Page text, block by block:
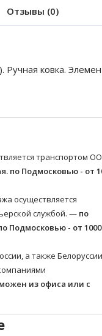
Отзывы (0)
Ручная ковка.
транспортом
по Подмосковью - от
осуществляется
службой. — по
Подмосковью - от
а также
из офиса или с